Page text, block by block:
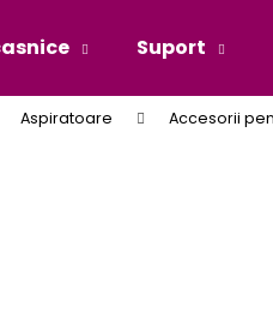
Suport
Aspiratoare Accesorii
Ce căutaţi?